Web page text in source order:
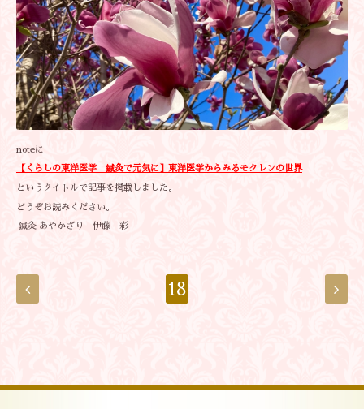
noteに
【くらしの東洋医学 鍼灸で元気に】 東洋医学からみるモクレンの世界
というタイトルで記事を掲載しました。
どうぞお読みください。
鍼灸 あやかざり 伊藤 彩
18